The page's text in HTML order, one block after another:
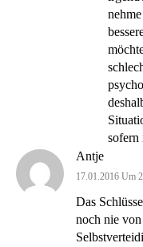
sofern
Antje
17.01.2016 Um
Das
noch nie